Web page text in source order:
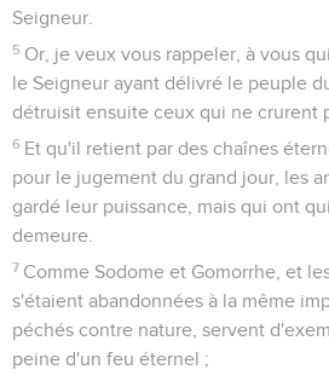
Seigneur.
5 Or, je veux vous rappeler, à vous
le Seigneur ayant délivré le peuple
détruisit ensuite ceux qui ne crurent
6 Et qu'il retient par des chaînes
pour le jugement du grand jour, les
gardé leur puissance, mais qui ont
demeure.
7 Comme Sodome et Gomorrhe, et
s'étaient abandonnées à la même
péchés contre nature, servent
peine d'un feu éternel ;